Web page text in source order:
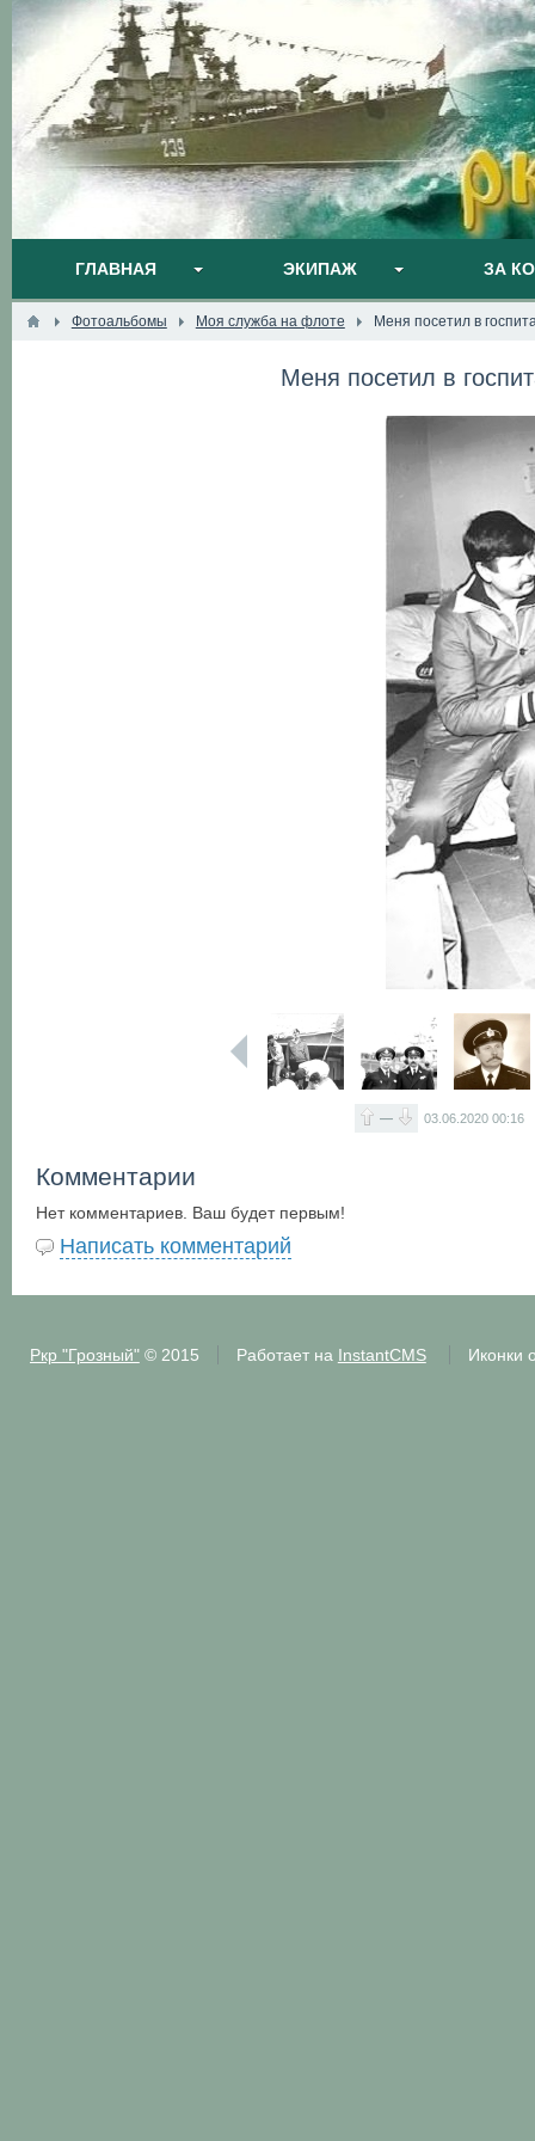
ГЛАВНАЯ ЭКИПАЖ ЗА
Фотоальбомы Моя служба на флоте Меня посетил в
Меня посетил в
— 03.06.202000:16
Комментарии
Нет комментариев. Ваш будет первым!
Написать комментарий
Ркр "Грозный"© 2015 Работает на InstantCMS Иконки